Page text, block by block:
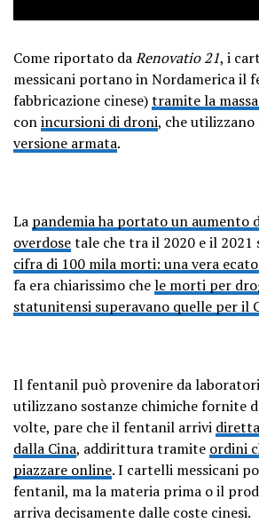
Come riportato daRenovatio 21, i
messicani portano in Nordamerica il
fabbricazione cinese)tramite la
conincursioni di droni, che
versione armata.
La pandemia ha portato un aumento
overdosetale che tra il 2020 e il 2021
cifra di 100 mila morti: una vera
fa era chiarissimo chele morti per
statunitensi superavano quelle per il
Il fentanil può provenire da
utilizzano sostanze chimiche fornite
volte, pare che il fentanil arrivi
dalla Cina, addirittura tramite ordini
piazzare online. I cartelli messicani
fentanil, ma la materia prima o il
arriva decisamente dalle coste cinesi.